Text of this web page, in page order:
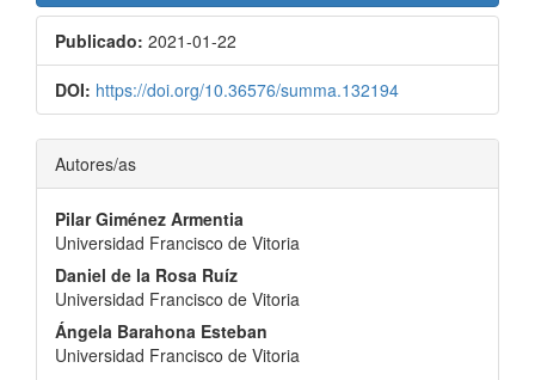
Publicado: 2021-01-22
DOI: https://doi.org/10.36576/summa.132194
Contenido
principal
del
artículo
Autores/as
Pilar Giménez Armentia
Universidad Francisco de Vitoria
Daniel de la Rosa Ruíz
Universidad Francisco de Vitoria
Ángela Barahona Esteban
Universidad Francisco de Vitoria